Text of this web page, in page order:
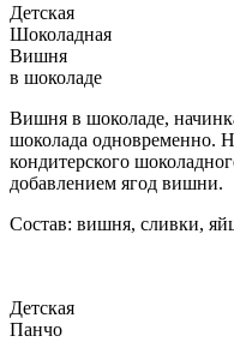
Детская
Шоколадная
Вишня
в шоколаде
Вишня в шоколаде,
шоколада одновременно.
кондитерского
добавлением ягод вишни.
Состав: вишня, сливки,
Детская
Панчо